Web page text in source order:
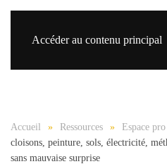
Accéder au contenu principal
Accueil Ressources Espace pro
cloisons, peinture, sols, électricité,
sans mauvaise surprise